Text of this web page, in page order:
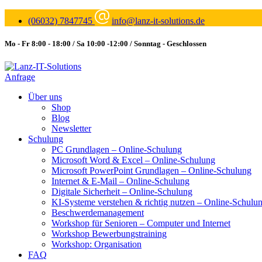
(06032) 7847745 info@lanz-it-solutions.de
Mo - Fr 8:00 - 18:00 / Sa 10:00 -12:00 / Sonntag - Geschlossen
Anfrage
Über uns
Shop
Blog
Newsletter
Schulung
PC Grundlagen – Online-Schulung
Microsoft Word & Excel – Online-Schulung
Microsoft PowerPoint Grundlagen – Online-Schulung
Internet & E-Mail – Online-Schulung
Digitale Sicherheit – Online-Schulung
KI-Systeme verstehen & richtig nutzen – Online-
Beschwerdemanagement
Workshop für Senioren – Computer und Internet
Workshop Bewerbungstraining
Workshop: Organisation
FAQ